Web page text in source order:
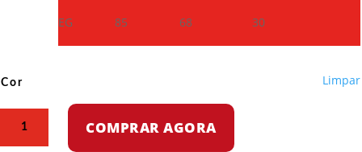
EG
85 68 30
Cor Limpar
COMPRAR AGORA